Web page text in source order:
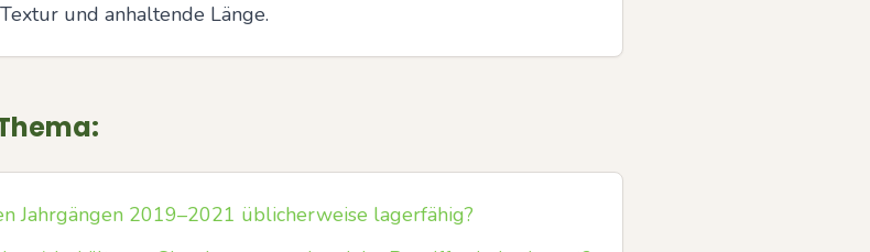
und anhaltende Länge.
Jahrgängen 2019–2021 üblicherweise lagerfähig?